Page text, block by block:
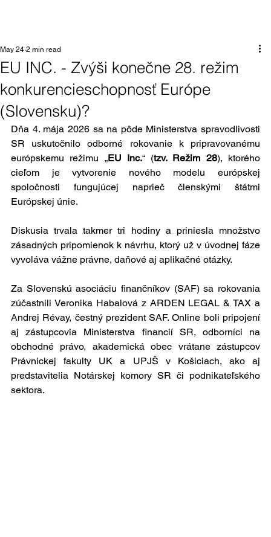
EU INC. - Zvýši konečne 28. režim
konkurencieschopnosť Európe
(Slovensku)?
May 24 2 min read
Dňa 4. mája 2026 sa na pôde Ministerstva spravodlivosti
SR uskutočnilo odborné rokovanie k pripravovanému
európskemu režimu „EU Inc.“ (tzv. Režim 28), ktorého
cieľom je vytvorenie nového modelu európskej
spoločnosti fungujúcej naprieč členskými štátmi
Európskej únie.
Diskusia trvala takmer tri hodiny a priniesla množstvo
zásadných pripomienok k návrhu, ktorý už v úvodnej fáze
vyvoláva vážne právne, daňové aj aplikačné otázky.
Za Slovenskú asociáciu finančníkov (SAF) sa rokovania
zúčastnili Veronika Habalová z ARDEN LEGAL & TAX a
Andrej Révay, čestný prezident SAF. Online boli pripojení
aj zástupcovia Ministerstva financií SR, odborníci na
obchodné právo, akademická obec vrátane zástupcov
Právnickej fakulty UK a UPJŠ v Košiciach, ako aj
predstavitelia Notárskej komory SR či podnikateľského
sektora.